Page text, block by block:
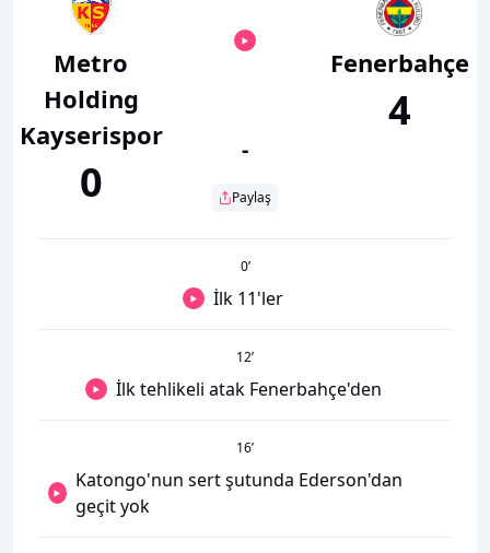
Metro
Holding
Kayserispor
0
-
Paylaş
Fenerbahçe
4
0’
İlk 11'ler
12’
İlk tehlikeli atak Fenerbahçe'den
16’
Katongo'nun sert şutunda Ederson'dan
geçit yok